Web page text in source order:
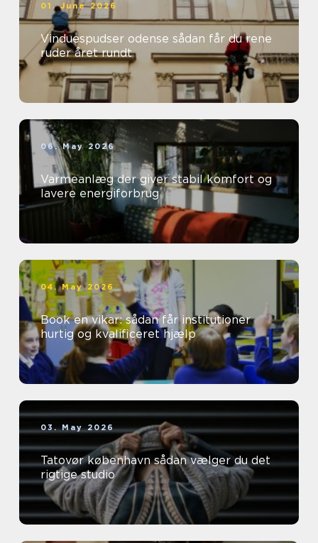
01. June 2026
Vinduespudser odense sådan får du rene
ruder året rundt
06. May 2026
Varmeanlæg der giver stabil komfort og
lavere energiforbrug
04. May 2026
Book en vikar: sådan får institutioner
hurtig og kvalificeret hjælp
03. May 2026
Tatovør københavn sådan vælger du det
rigtige studio